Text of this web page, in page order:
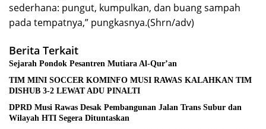
sederhana: pungut, kumpulkan, dan buang sampah
pada tempatnya,” pungkasnya.(Shrn/adv)
Berita Terkait
Sejarah Pondok Pesantren Mutiara Al-Qur’an
TIM MINI SOCCER KOMINFO MUSI RAWAS KALAHKAN TIM
DISHUB 3-2 LEWAT ADU PINALTI
DPRD Musi Rawas Desak Pembangunan Jalan Trans Subur dan
Wilayah HTI Segera Dituntaskan